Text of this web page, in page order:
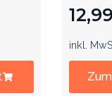
12,99
inkl.